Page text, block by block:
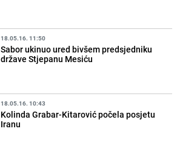
18.05.16. 11:50
Sabor ukinuo ured bivšem predsjedniku
države Stjepanu Mesiću
18.05.16. 10:43
Kolinda Grabar-Kitarović počela posjetu
Iranu